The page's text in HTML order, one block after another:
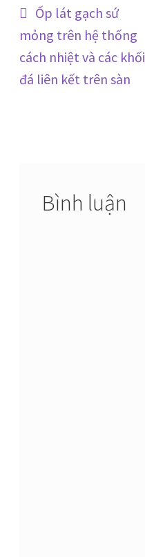
Điều
hướng
bài
Bài
trước:
Ốp lát gạch sứ
mỏng trên hệ thống
cách nhiệt và các khối
đá liên kết trên sàn
Bình luận